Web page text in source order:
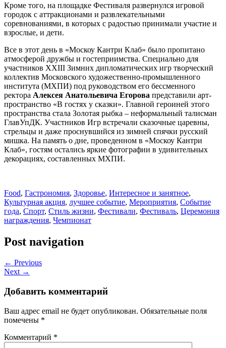
Кроме того, на площадке Фестиваля развернулся игровой
городок с аттракционами и развлекательными
соревнованиями, в которых с радостью принимали участие и
взрослые, и дети.
Все в этот день в «Москоу Кантри Клаб» было пропитано
атмосферой дружбы и гостеприимства. Специально для
участников XXIII Зимних дипломатических игр творческий
коллектив Московского художественно-промышленного
института (МХПИ) под руководством его бессменного
ректора Алексея Анатольевича Егорова представили арт-
пространство «В гостях у сказки». Главной героиней этого
пространства стала Золотая рыбка – неформальный талисман
ГлавУпДК. Участников Игр встречали сказочные царевны,
стрельцы и даже проснувшийся из зимней спячки русский
мишка. На память о дне, проведенном в «Москоу Кантри
Клаб», гостям остались яркие фотографии в удивительных
декорациях, составленных МХПИ.
Food, Гастрономия, Здоровье, Интересное и занятное,
Культурная акция, лучшее событие, Мероприятия, Событие
года, Спорт, Стиль жизни, Фестивали, Фестиваль, Церемония
награждения, Чемпионат
Post navigation
← Previous
Next →
Добавить комментарий
Ваш адрес email не будет опубликован. Обязательные поля
помечены *
Комментарий *